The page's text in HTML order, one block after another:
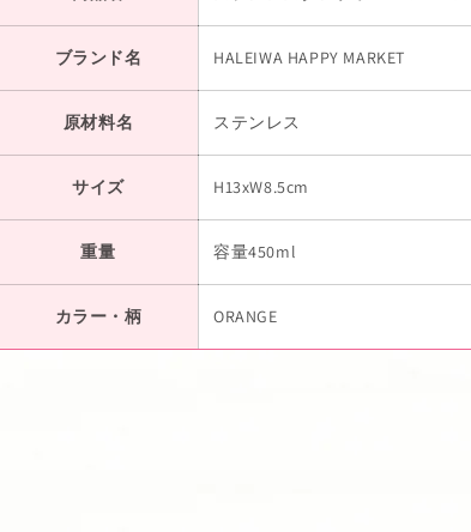
ブランド名 HALEIWA HAPPY MARKET
原材料名 ステンレス
サイズ H13xW8.5cm
重量 容量450ml
カラー・柄 ORANGE